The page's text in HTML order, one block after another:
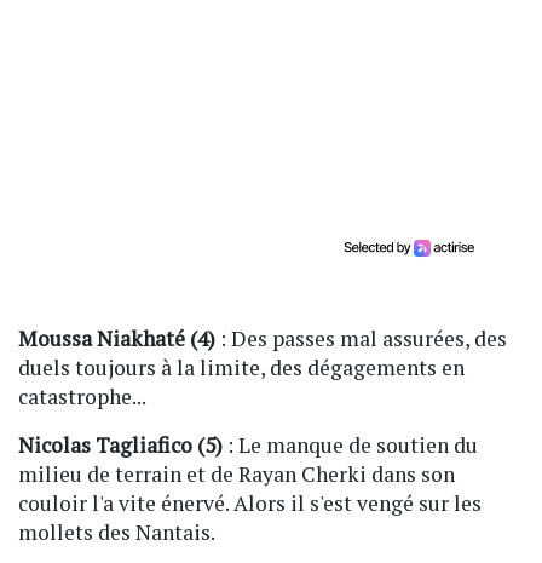
Moussa Niakhaté (4) : Des passes mal assurées, des
duels toujours à la limite, des dégagements en
catastrophe...
Nicolas Tagliafico (5) : Le manque de soutien du
milieu de terrain et de Rayan Cherki dans son
couloir l'a vite énervé. Alors il s'est vengé sur les
mollets des Nantais.